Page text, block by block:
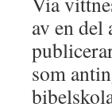
av en
som